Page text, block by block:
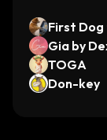
First Dog
pto
Gia by
TOGA
Don-key